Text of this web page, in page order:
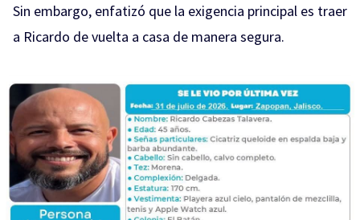
Sin embargo, enfatizó que la exigencia principal es traer
a Ricardo de vuelta a casa de manera segura.